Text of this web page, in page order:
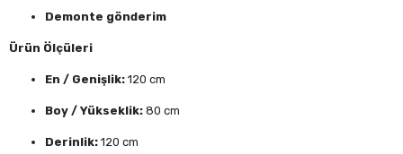
Demonte gönderim
Ürün Ölçüleri
En / Genişlik: 120 cm
Boy / Yükseklik: 80 cm
Derinlik: 120 cm